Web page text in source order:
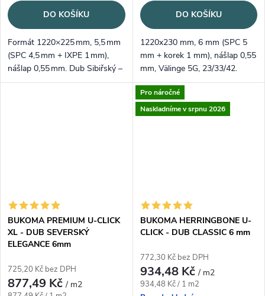
DO KOŠÍKU
Formát 1220×225 mm, 5,5 mm
(SPC 4,5 mm + IXPE 1 mm),
nášlap 0,55 mm. Dub Sibiřský –
velmi světlý krémový tón, který
DO KOŠÍKU
1220x230 mm, 6 mm (SPC 5
mm + korek 1 mm), nášlap 0,55
mm, Välinge 5G, 23/33/42.
Nadčasový přírodní dub,
registrovaný emboss.
BUKOMA PREMIUM U-CLICK
XL - DUB SEVERSKÝ
ELEGANCE 6mm
725,20 Kč bez DPH
877,49 Kč/ m2
Pro náročné
Naskladníme v srpnu 2026
BUKOMA HERRINGBONE U-
CLICK - DUB CLASSIC 6 mm
772,30 Kč bez DPH
934,48 Kč/ m2
Měrná cena:
934,48 Kč / 1 m2